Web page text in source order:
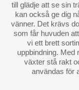
till glädje att se sin
kan också ge dig
vänner. Det krävs
som får huvuden
vi ett brett
uppbindning. Med
växter stå rakt
användas för